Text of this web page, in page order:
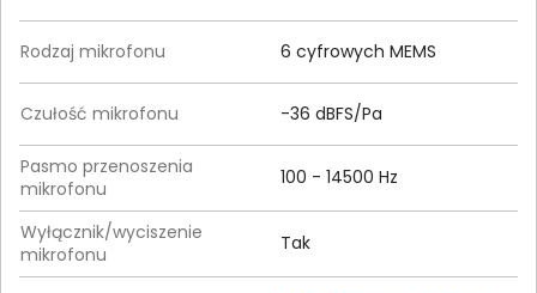
Rodzaj mikrofonu 6 cyfrowych MEMS
Czułość mikrofonu -36 dBFS/Pa
Pasmo przenoszenia
mikrofonu
100 - 14500 Hz
Wyłącznik/wyciszenie
mikrofonu
Tak